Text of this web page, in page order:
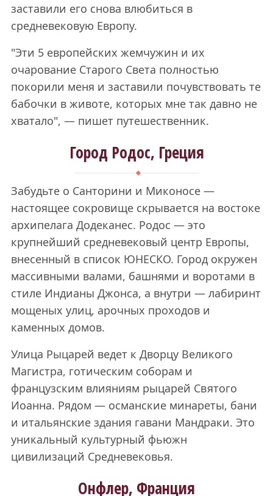
заставили его снова влюбиться в
средневековую Европу.
"Эти 5 европейских жемчужин и их
очарование Старого Света полностью
покорили меня и заставили почувствовать те
бабочки в животе, которых мне так давно не
хватало", — пишет путешественник.
Город Родос, Греция
Забудьте о Санторини и Миконосе —
настоящее сокровище скрывается на востоке
архипелага Додеканес. Родос — это
крупнейший средневековый центр Европы,
внесенный в список ЮНЕСКО. Город окружен
массивными валами, башнями и воротами в
стиле Индианы Джонса, а внутри — лабиринт
мощеных улиц, арочных проходов и
каменных домов.
Улица Рыцарей ведет к Дворцу Великого
Магистра, готическим соборам и
французским влияниям рыцарей Святого
Иоанна. Рядом — османские минареты, бани
и итальянские здания гавани Мандраки. Это
уникальный культурный фьюжн
цивилизаций Средневековья.
Онфлер, Франция